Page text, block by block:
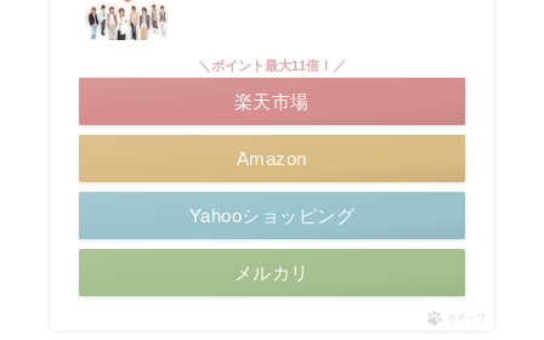
Amazon
＼ポイント最大11倍！／
楽天市場
Yahooショッピング
メルカリ
ポチップ